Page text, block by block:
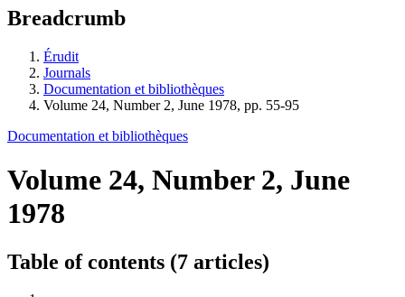
Breadcrumb
Érudit
Journals
Documentation et bibliothèques
Volume 24, Number 2, June 1978, pp. 55-95
Documentation et bibliothèques
Volume 24, Number 2, June
1978
Table of contents (7 articles)